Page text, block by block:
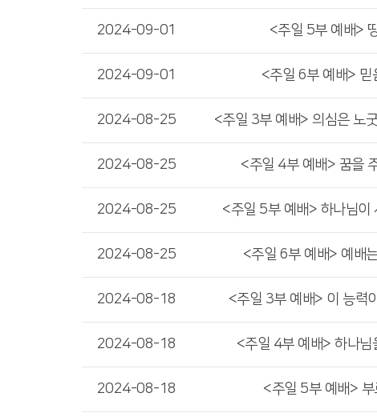
2024-09-01 <주일 5부 예배>
2024-09-01 <주일 6부 예배> 믿
2024-08-25 <주일 3부 예배> 의심은 노
2024-08-25 <주일 4부 예배> 꿈을
2024-08-25 <주일 5부 예배> 하나님이
2024-08-25 <주일 6부 예배> 예배
2024-08-18 <주일 3부 예배> 이 능력
2024-08-18 <주일 4부 예배> 하나님
2024-08-18 <주일 5부 예배> 부